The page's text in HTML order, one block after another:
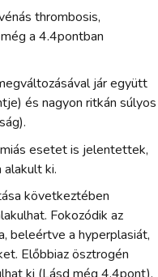
thrombosis,
a 4.4pontban
jár együtt
és nagyon ritkán súlyos
esetet is jelentettek,
ki.
következtében
Fokozódik az
beleértve a hyperplasiát,
Előbbiaz ösztrogén